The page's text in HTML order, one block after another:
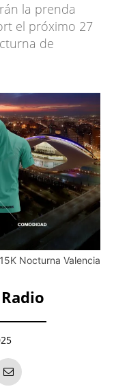
la prenda
el próximo 27
de
Nocturna Valencia